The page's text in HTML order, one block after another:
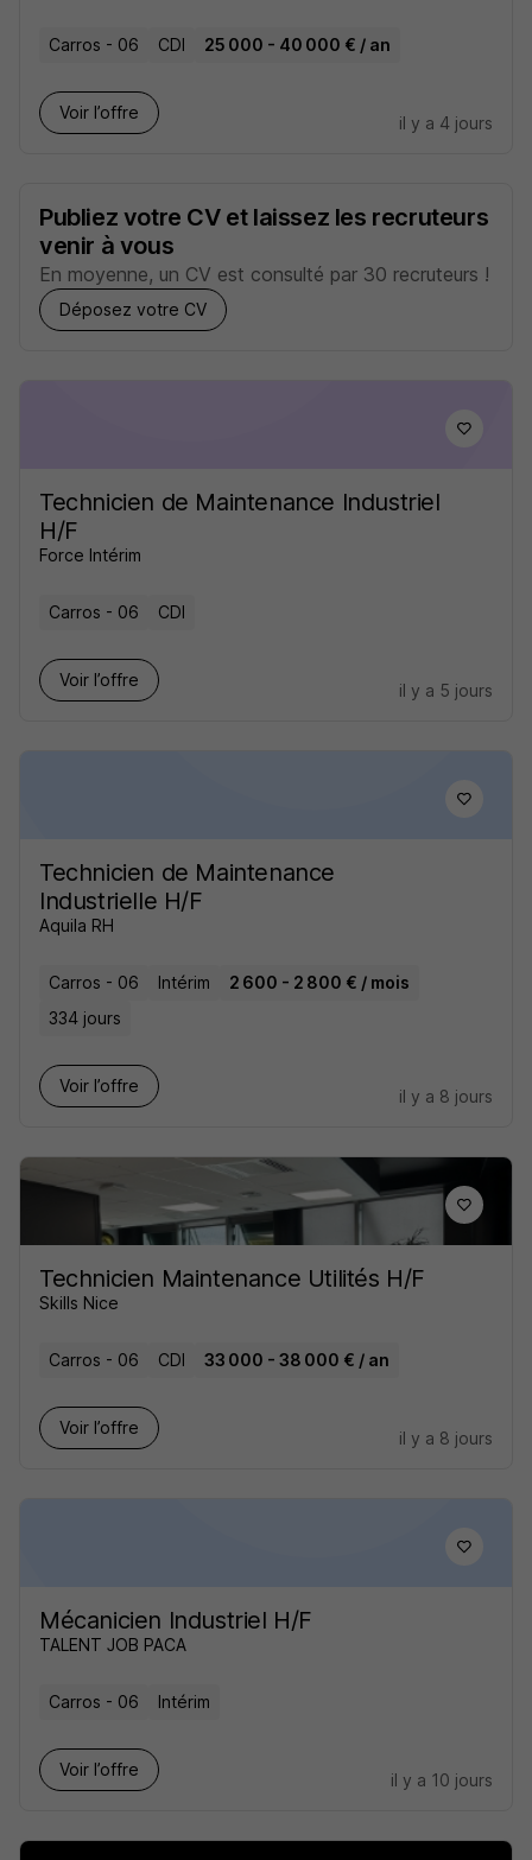
Carros - 06 CDI 25 000 - 40 000 € / an
Voir l’offre
il y a 4 jours
Publiez votre CV et laissez les recruteurs
venir à vous
En moyenne, un CV est consulté par 30 recruteurs !
Déposez votre CV
Technicien de Maintenance Industriel
H/F
Force Intérim
Carros - 06 CDI
Voir l’offre
il y a 5 jours
Technicien de Maintenance
Industrielle H/F
Aquila RH
Carros - 06 Intérim
2 600 - 2 800 € / mois
334 jours
Voir l’offre
il y a 8 jours
Technicien Maintenance Utilités H/F
Skills Nice
Carros - 06 CDI 33 000 - 38 000 € / an
Voir l’offre
il y a 8 jours
Mécanicien Industriel H/F
TALENT JOB PACA
Carros - 06 Intérim
Voir l’offre
il y a 10 jours